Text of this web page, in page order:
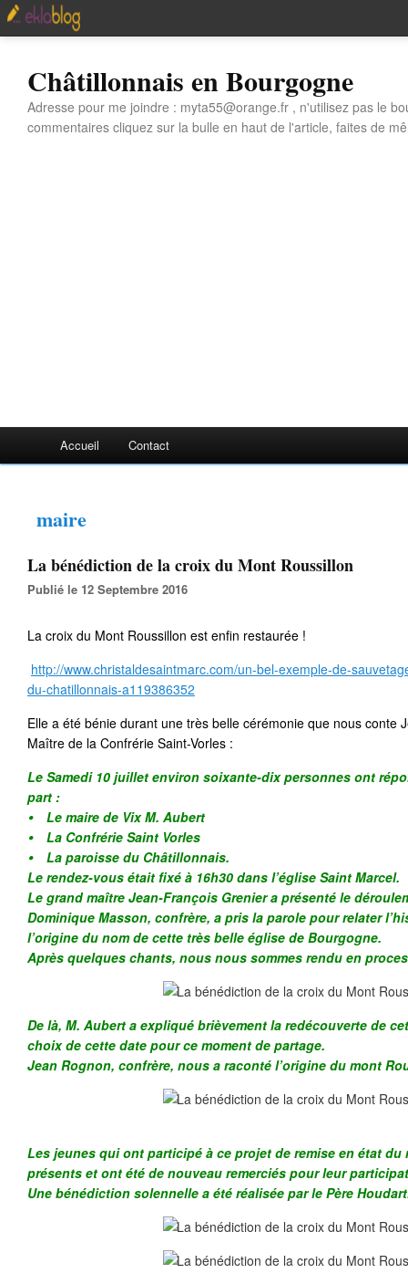
Châtillonnais en Bourgogne
Adresse pour me joindre : myta55@orange.fr , n'utilisez pas le
commentaires cliquez sur la bulle en haut de l'article, faites de
Accueil Contact
maire
La bénédiction de la croix du Mont Roussillon
Publié le 12 Septembre 2016
La croix du Mont Roussillon est enfin restaurée !
http://www.christaldesaintmarc.com/un-bel-exemple-de-
du-chatillonnais-a119386352
Elle a été bénie durant une très belle cérémonie que nous conte
Maître de la Confrérie Saint-Vorles :
Le Samedi 10 juillet environ soixante-dix personnes ont
part :
⦁ Le maire de Vix M. Aubert
⦁ La Confrérie Saint Vorles
⦁ La paroisse du Châtillonnais.
Le rendez-vous était fixé à 16h30 dans l’église Saint Marcel.
Le grand maître Jean-François Grenier a présenté le
Dominique Masson, confrère, a pris la parole pour relater
l’origine du nom de cette très belle église de Bourgogne.
Après quelques chants, nous nous sommes rendu en
De là, M. Aubert a expliqué brièvement la redécouverte de
choix de cette date pour ce moment de partage.
Jean Rognon, confrère, nous a raconté l’origine du mont
Les jeunes qui ont participé à ce projet de remise en état du
présents et ont été de nouveau remerciés pour leur
Une bénédiction solennelle a été réalisée par le Père